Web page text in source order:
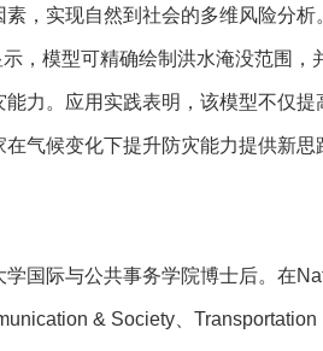
，实现自然到社会的多维风险分
，模型可精确绘制洪水淹没范围
力。应用实践表明，该模型不仅
气候变化下提升防灾能力提供新思
国际与公共事务学院博士后。在
& Society、Transportation